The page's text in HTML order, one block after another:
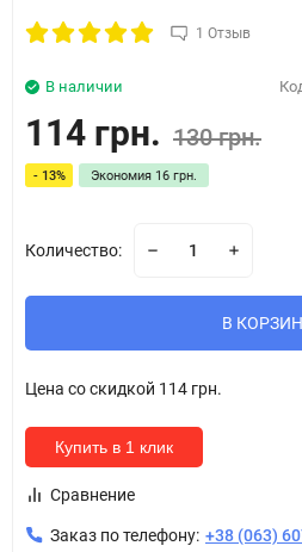
1 Отзыв
В наличии
114 грн. 130 грн.
- 13% Экономия 16 грн.
Количество:
В
Цена со скидкой 114 грн.
Купить в 1 клик
Сравнение
Заказ по телефону: +38 (063)